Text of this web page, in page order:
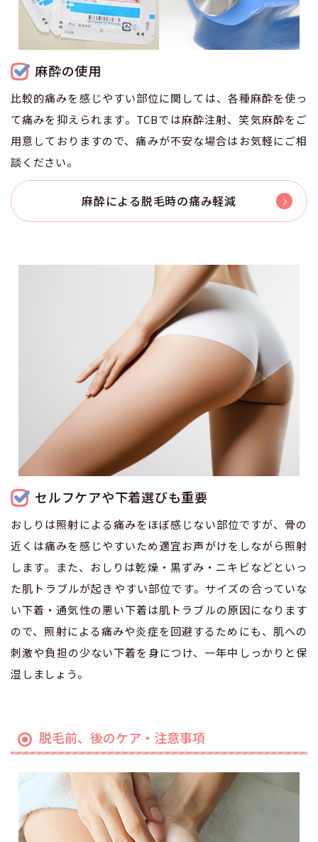
麻酔の使用
比較的痛みを感じやすい部位に関しては、各種麻酔を使っ
て痛みを抑えられます。TCBでは麻酔注射、笑気麻酔をご
用意しておりますので、痛みが不安な場合はお気軽にご相
談ください。
麻酔による脱毛時の痛み軽減
セルフケアや下着選びも重要
おしりは照射による痛みをほぼ感じない部位ですが、骨の
近くは痛みを感じやすいため適宜お声がけをしながら照射
します。また、おしりは乾燥・黒ずみ・ニキビなどといっ
た肌トラブルが起きやすい部位です。サイズの合っていな
い下着・通気性の悪い下着は肌トラブルの原因になります
ので、照射による痛みや炎症を回避するためにも、肌への
刺激や負担の少ない下着を身につけ、一年中しっかりと保
湿しましょう。
脱毛前、後のケア・注意事項